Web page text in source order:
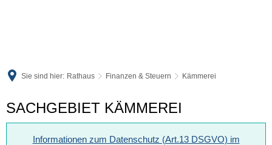
Sie sind hier: Rathaus Finanzen & Steuern Kämmerei
Kämmerei
SACHGEBIET KÄMMEREI
Informationen zum Datenschutz (Art.13 DSGVO) im